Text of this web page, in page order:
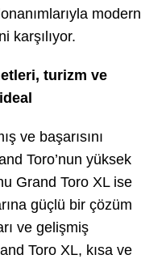
modern
karşılıyor.
turizm ve
ve başarısını
Toro’nun yüksek
Grand Toro XL ise
güçlü bir çözüm
ve gelişmiş
Toro XL, kısa ve